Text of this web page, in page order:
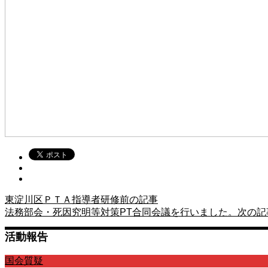
東淀川区ＰＴＡ指導者研修前の記事
法務部会・死因究明等対策PT合同会議を行いました。 次の
活動報告
国会質疑